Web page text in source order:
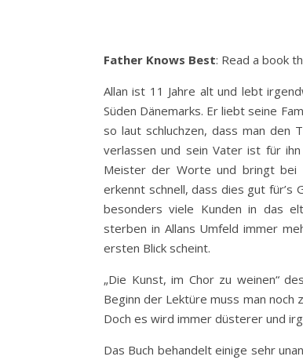
Father Knows Best: Read a book
Allan ist 11 Jahre alt und lebt
Süden Dänemarks. Er liebt seine
so laut schluchzen, dass man den
verlassen und sein Vater ist für
Meister der Worte und bringt bei
erkennt schnell, dass dies gut für’s
besonders viele Kunden in das
sterben in Allans Umfeld immer
ersten Blick scheint.
„Die Kunst, im Chor zu weinen“
Beginn der Lektüre muss man noch
Doch es wird immer düsterer und
Das Buch behandelt einige sehr